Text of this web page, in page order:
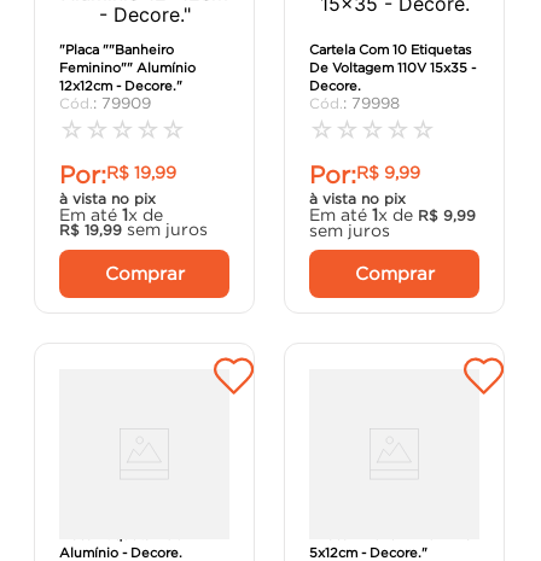
"Placa ""Banheiro
Feminino"" Alumínio
12x12cm - Decore."
: 79909
☆ ☆ ☆ ☆ ☆
Por:R$ 19,99
à vista no pix
Em até 1x de
R$ 19,99 sem juros
Comprar
Cartela Com 10 Etiquetas
De Voltagem 110V 15x35 -
Decore.
: 79998
☆ ☆ ☆ ☆ ☆
Por:R$ 9,99
à vista no pix
Em até 1x de R$ 9,99
sem juros
Comprar
Alumínio - Decore.
5x12cm - Decore."